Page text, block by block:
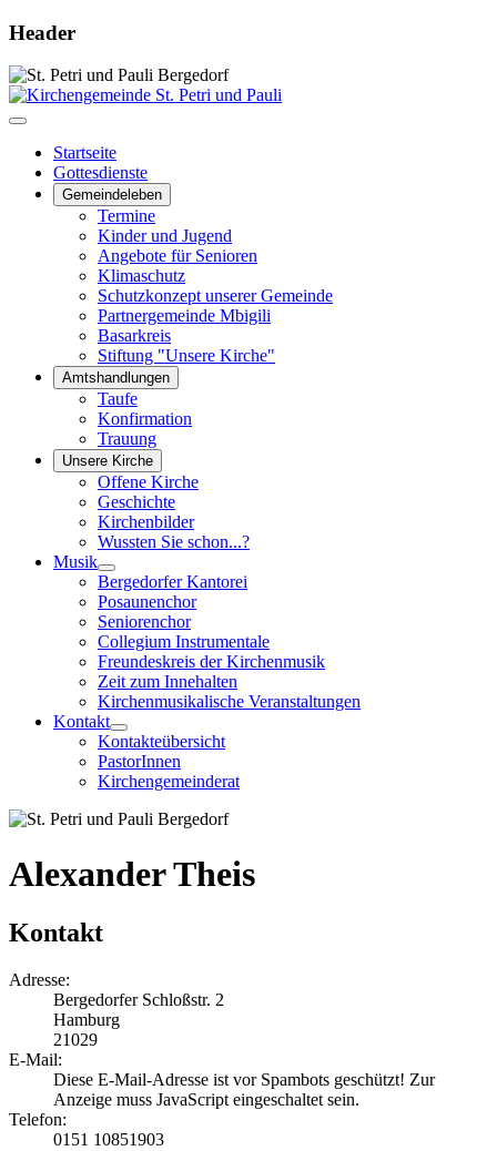
Header
Startseite
Gottesdienste
Gemeindeleben
Termine
Kinder und Jugend
Angebote für Senioren
Klimaschutz
Schutzkonzept unserer Gemeinde
Partnergemeinde Mbigili
Basarkreis
Stiftung "Unsere Kirche"
Amtshandlungen
Taufe
Konfirmation
Trauung
Unsere Kirche
Offene Kirche
Geschichte
Kirchenbilder
Wussten Sie schon...?
Musik
Bergedorfer Kantorei
Posaunenchor
Seniorenchor
Collegium Instrumentale
Freundeskreis der Kirchenmusik
Zeit zum Innehalten
Kirchenmusikalische Veranstaltungen
Kontakt
Kontakteübersicht
PastorInnen
Kirchengemeinderat
Alexander Theis
Kontakt
Adresse:
Bergedorfer Schloßstr. 2
Hamburg
21029
E-Mail:
Diese E-Mail-Adresse ist vor Spambots geschützt! Zur
Anzeige muss JavaScript eingeschaltet sein.
Telefon:
0151 10851903